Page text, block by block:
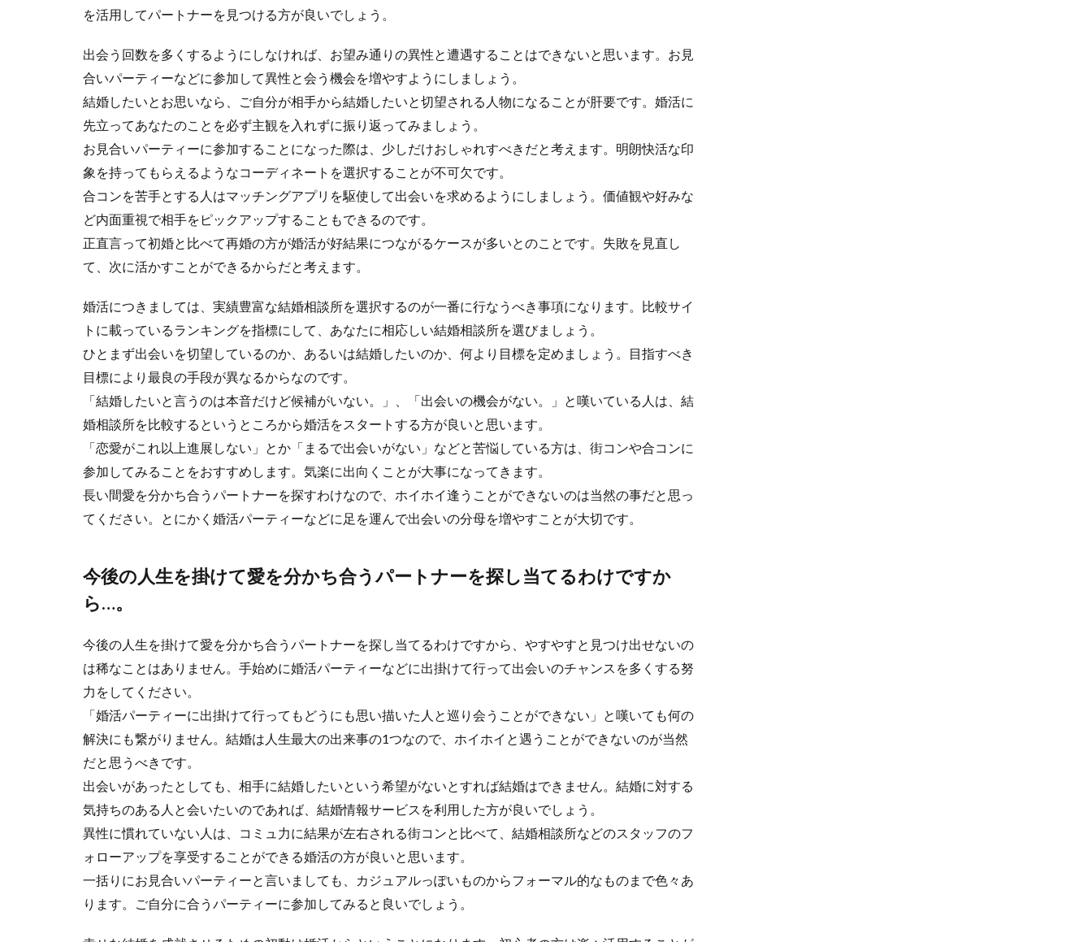
を活用してパートナーを見つける方が良いでしょう。
出会う回数を多くするようにしなければ、お望み通りの異性と遭遇することはできないと思います。お見
合いパーティーなどに参加して異性と会う機会を増やすようにしましょう。
結婚したいとお思いなら、ご自分が相手から結婚したいと切望される人物になることが肝要です。婚活に
先立ってあなたのことを必ず主観を入れずに振り返ってみましょう。
お見合いパーティーに参加することになった際は、少しだけおしゃれすべきだと考えます。明朗快活な印
象を持ってもらえるようなコーディネートを選択することが不可欠です。
合コンを苦手とする人はマッチングアプリを駆使して出会いを求めるようにしましょう。価値観や好みな
ど内面重視で相手をピックアップすることもできるのです。
正直言って初婚と比べて再婚の方が婚活が好結果につながるケースが多いとのことです。失敗を見直し
て、次に活かすことができるからだと考えます。
婚活につきましては、実績豊富な結婚相談所を選択するのが一番に行なうべき事項になります。比較サイ
トに載っているランキングを指標にして、あなたに相応しい結婚相談所を選びましょう。
ひとまず出会いを切望しているのか、あるいは結婚したいのか、何より目標を定めましょう。目指すべき
目標により最良の手段が異なるからなのです。
「結婚したいと言うのは本音だけど候補がいない。」、「出会いの機会がない。」と嘆いている人は、結
婚相談所を比較するというところから婚活をスタートする方が良いと思います。
「恋愛がこれ以上進展しない」とか「まるで出会いがない」などと苦悩している方は、街コンや合コンに
参加してみることをおすすめします。気楽に出向くことが大事になってきます。
長い間愛を分かち合うパートナーを探すわけなので、ホイホイ逢うことができないのは当然の事だと思っ
てください。とにかく婚活パーティーなどに足を運んで出会いの分母を増やすことが大切です。
今後の人生を掛けて愛を分かち合うパートナーを探し当てるわけですか
ら…。
今後の人生を掛けて愛を分かち合うパートナーを探し当てるわけですから、やすやすと見つけ出せないの
は稀なことはありません。手始めに婚活パーティーなどに出掛けて行って出会いのチャンスを多くする努
力をしてください。
「婚活パーティーに出掛けて行ってもどうにも思い描いた人と巡り会うことができない」と嘆いても何の
解決にも繋がりません。結婚は人生最大の出来事の1つなので、ホイホイと遇うことができないのが当然
だと思うべきです。
出会いがあったとしても、相手に結婚したいという希望がないとすれば結婚はできません。結婚に対する
気持ちのある人と会いたいのであれば、結婚情報サービスを利用した方が良いでしょう。
異性に慣れていない人は、コミュ力に結果が左右される街コンと比べて、結婚相談所などのスタッフのフ
ォローアップを享受することができる婚活の方が良いと思います。
一括りにお見合いパーティーと言いましても、カジュアルっぽいものからフォーマル的なものまで色々あ
ります。ご自分に合うパーティーに参加してみると良いでしょう。